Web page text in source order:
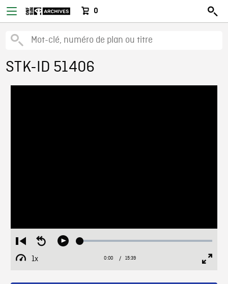
0
STK-ID 51406
Restart
from
beginning
Seek
Play Loaded:
1x
Playback
Current
0:00 / Duration
15:39